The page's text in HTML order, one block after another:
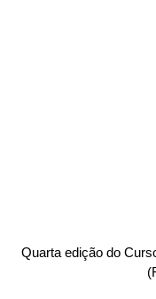
Quarta edição do